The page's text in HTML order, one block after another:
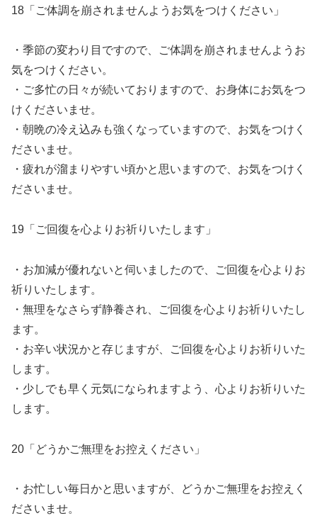
18「ご体調を崩されませんようお気をつけください」
・季節の変わり目ですので、ご体調を崩されませんようお
気をつけください。
・ご多忙の日々が続いておりますので、お身体にお気をつ
けくださいませ。
・朝晩の冷え込みも強くなっていますので、お気をつけく
ださいませ。
・疲れが溜まりやすい頃かと思いますので、お気をつけく
ださいませ。
19「ご回復を心よりお祈りいたします」
・お加減が優れないと伺いましたので、ご回復を心よりお
祈りいたします。
・無理をなさらず静養され、ご回復を心よりお祈りいたし
ます。
・お辛い状況かと存じますが、ご回復を心よりお祈りいた
します。
・少しでも早く元気になられますよう、心よりお祈りいた
します。
20「どうかご無理をお控えください」
・お忙しい毎日かと思いますが、どうかご無理をお控えく
ださいませ。